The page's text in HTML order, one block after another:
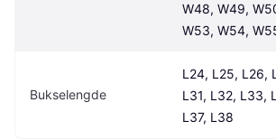
W48, W49,
W53, W54,
Bukselengde
L24, L25, L26,
L31, L32, L33,
L37, L38